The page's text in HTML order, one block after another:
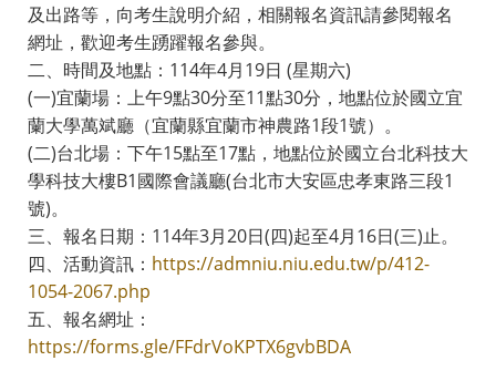
及出路等，向考生說明介紹，相關報名資訊請參閱報名
網址，歡迎考生踴躍報名參與。
二、時間及地點：114年4月19日 (星期六)
(一)宜蘭場：上午9點30分至11點30分，地點位於國立宜
蘭大學萬斌廳（宜蘭縣宜蘭市神農路1段1號）。
(二)台北場：下午15點至17點，地點位於國立台北科技大
學科技大樓B1國際會議廳(台北市大安區忠孝東路三段1
號)。
三、報名日期：114年3月20日(四)起至4月16日(三)止。
四、活動資訊： https://admniu.niu.edu.tw/p/412-
1054-2067.php
五、報名網址：
https://forms.gle/FFdrVoKPTX6gvbBDA